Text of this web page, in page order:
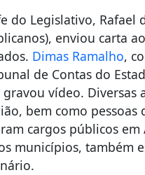
do Legislativo, Rafael
enviou carta
Dimas Ramalho,
de Contas do
gravou vídeo. Diversas
bem como pessoas
cargos públicos em
municípios, também